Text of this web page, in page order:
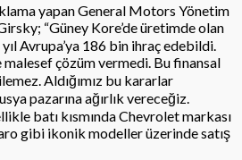
yapan General Motors Yönetim
“Güney Kore’de üretimde olan
Avrupa’ya 186 bin ihraç edebildi.
malesef çözüm vermedi. Bu finansal
Aldığımız bu kararlar
pazarına ağırlık vereceğiz.
batı kısmında Chevrolet markası
gibi ikonik modeller üzerinde satış